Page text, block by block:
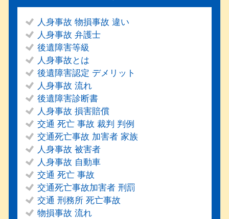
人身事故 物損事故 違い
人身事故 弁護士
後遺障害等級
人身事故とは
後遺障害認定 デメリット
人身事故 流れ
後遺障害診断書
人身事故 損害賠償
交通 死亡 事故 裁判 判例
交通死亡事故 加害者 家族
人身事故 被害者
人身事故 自動車
交通 死亡 事故
交通死亡事故加害者 刑罰
交通 刑務所 死亡事故
物損事故 流れ